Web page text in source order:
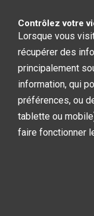
+34 954 072 580
Service Clients :
Follow us
Newsletter
Contrôlez votre
Lorsque vous
récupérer des
principalement
information, qui
préférences, ou
tablette ou
faire fonctionner